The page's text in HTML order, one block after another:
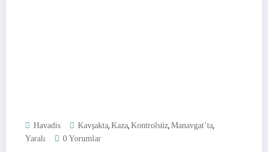
Havadis Kavşakta, Kaza, Kontrolsüz, Manavgat’ta,
Yaralı 0 Yorumlar